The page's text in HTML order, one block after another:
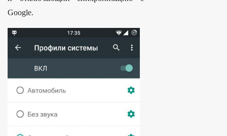
Google.